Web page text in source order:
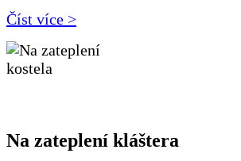
Číst více >
Na zateplení kláštera